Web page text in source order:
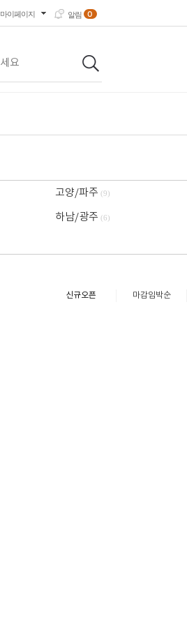
마이페이지 알림 0
고양/파주(9)
하남/광주(6)
신규오픈 마감임박순